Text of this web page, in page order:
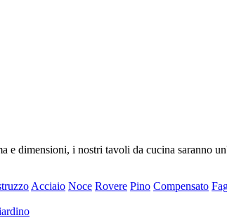
dimensioni, i nostri tavoli da cucina saranno
Acciaio Noce Rovere Pino Compensato